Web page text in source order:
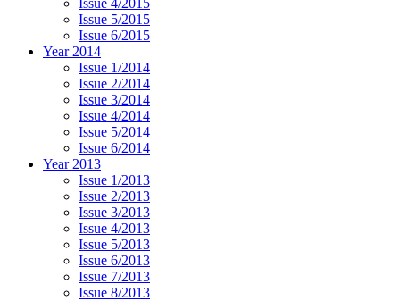
Issue 5/2015
Issue 6/2015
Year 2014
Issue 1/2014
Issue 2/2014
Issue 3/2014
Issue 4/2014
Issue 5/2014
Issue 6/2014
Year 2013
Issue 1/2013
Issue 2/2013
Issue 3/2013
Issue 4/2013
Issue 5/2013
Issue 6/2013
Issue 7/2013
Issue 8/2013